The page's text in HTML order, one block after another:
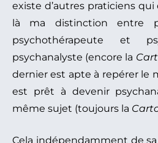
existe d’autres praticiens qui
là ma distinction entre
psychothérapeute et
psychanalyste (encore la
dernier est apte à repérer le
est prêt à devenir
même sujet (toujours la
Cela indépendamment de